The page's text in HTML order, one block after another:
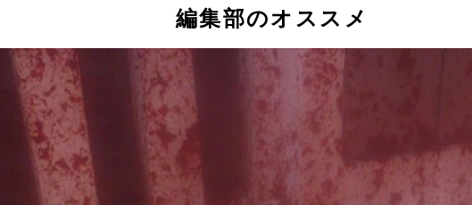
編集部のオススメ